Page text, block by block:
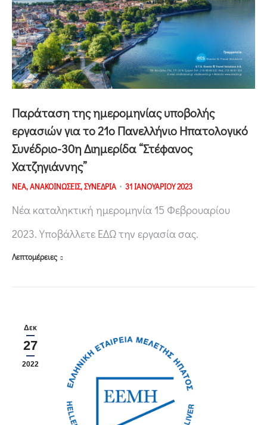
Παράταση της ημερομηνίας υποβολής
εργασιών για το 21ο Πανελλήνιο Ηπατολογικό
Συνέδριο-30η Διημερίδα “Στέφανος
Χατζηγιάννης”
ΝΕΑ,ΑΝΑΚΟΙΝΩΣΕΙΣ,ΣΥΝΕΔΡΙΑ 31 ΙΑΝΟΥΑΡΙΟΥ 2023
Νέα καταληκτική ημερομηνία 15 Φεβρουαρίου
2023. Υποβάλλετε ΕΔΩ την εργασία σας.
Λεπτομέρειες
Δεκ
27
2022